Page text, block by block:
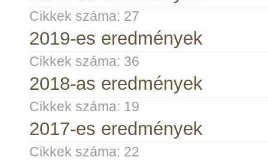
Cikkek száma: 27
2019-es eredmények
Cikkek száma: 36
2018-as eredmények
Cikkek száma: 19
2017-es eredmények
Cikkek száma: 22